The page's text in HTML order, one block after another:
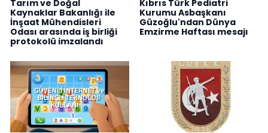
Tarım ve Doğal
Kaynaklar Bakanlığı ile
İnşaat Mühendisleri
Odası arasında iş birliği
protokolü imzalandı
Kıbrıs Türk Pediatri
Kurumu Asbaşkanı
Güzoğlu'ndan Dünya
Emzirme Haftası mesajı